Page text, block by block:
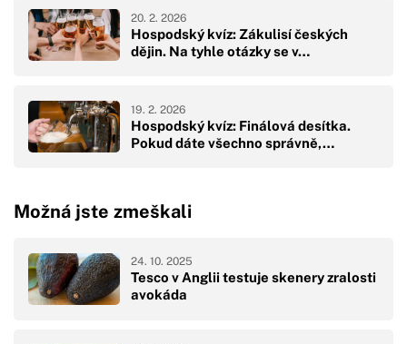
Hospodský kvíz: Zákulisí českých
dějin. Na tyhle otázky se v…
20. 2. 2026
Hospodský kvíz: Finálová desítka.
Pokud dáte všechno správně,…
19. 2. 2026
Možná jste zmeškali
Tesco v Anglii testuje skenery zralosti
avokáda
24. 10. 2025